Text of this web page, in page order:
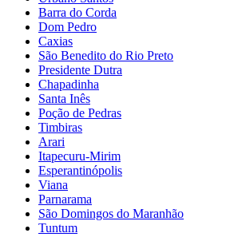
Barra do Corda
Dom Pedro
Caxias
São Benedito do Rio Preto
Presidente Dutra
Chapadinha
Santa Inês
Poção de Pedras
Timbiras
Arari
Itapecuru-Mirim
Esperantinópolis
Viana
Parnarama
São Domingos do Maranhão
Tuntum